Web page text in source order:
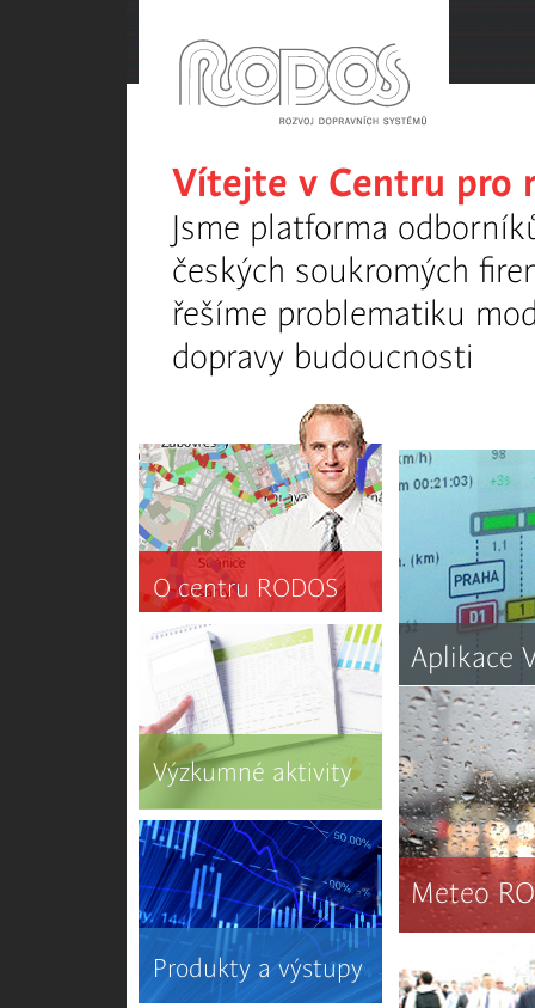
Vítejte v Centru pro
Jsme platforma
českých soukromých
řešíme problematiku
dopravy budoucnosti
O centru RODOS
Výzkumné aktivity
Produkty a výstupy
Aplikace
Meteo